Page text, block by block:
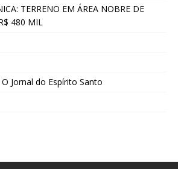
TERRENO EM ÁREA NOBRE DE
480 MIL
Jornal do Espírito Santo